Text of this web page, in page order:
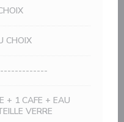
CHOIX
+ 1 CAFE + EAU
VERRE